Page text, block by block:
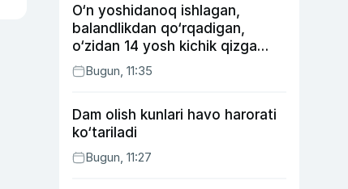
O‘n yoshidanoq ishlagan,
balandlikdan qo‘rqadigan,
o‘zidan 14 yosh kichik qizga
uylangan Yorqinxo‘ja Umarov
34 yoshda
Bugun, 11:35
Dam olish kunlari havo harorati
ko‘tariladi
Bugun, 11:27